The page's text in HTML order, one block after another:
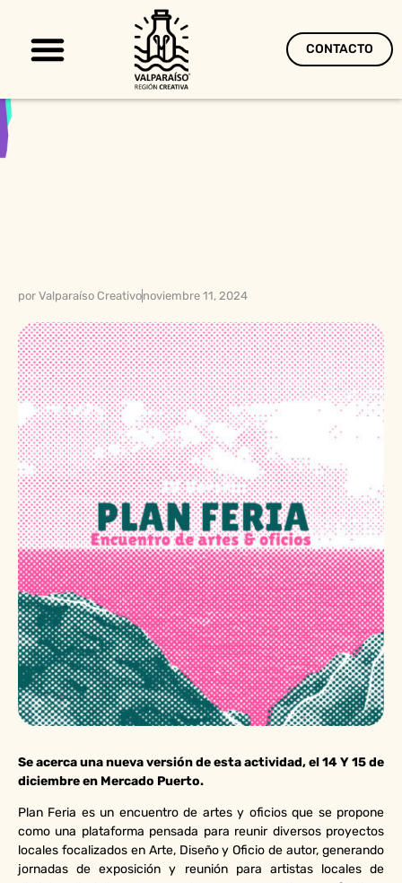
CONTACTO
por Valparaíso Creativonoviembre 11, 2024
Se acerca una nueva versión de esta actividad, el 14 Y 15 de
diciembre en Mercado Puerto.
Plan Feria es un encuentro de artes y oficios que se propone
como una plataforma pensada para reunir diversos proyectos
locales focalizados en Arte, Diseño y Oficio de autor, generando
jornadas de exposición y reunión para artistas locales de